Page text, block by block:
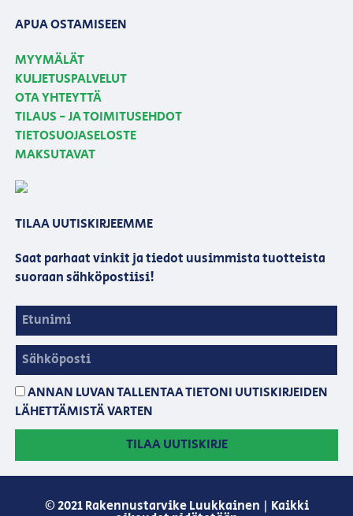
APUA OSTAMISEEN
MYYMÄLÄT
KULJETUSPALVELUT
OTA YHTEYTTÄ
TILAUS - JA TOIMITUSEHDOT
TIETOSUOJASELOSTE
MAKSUTAVAT
TILAA UUTISKIRJEEMME
Saat parhaat vinkit ja tiedot uusimmista tuotteista
suoraan sähköpostiisi!
ANNAN LUVAN TALLENTAA TIETONI UUTISKIRJEIDEN
LÄHETTÄMISTÄ VARTEN
TILAA UUTISKIRJE
© 2021 Rakennustarvike Luukkainen | Kaikki